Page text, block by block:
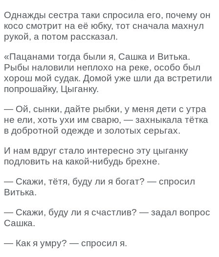
Однажды сестра таки спросила его, почему он
косо смотрит на её юбку, тот сначала махнул
рукой, а потом рассказал.
«Пацанами тогда были я, Сашка и Витька.
Рыбы наловили неплохо на реке, особо был
хорош мой судак. Домой уже шли да встретили
попрошайку, Цыганку.
— Ой, сынки, дайте рыбки, у меня дети с утра
не ели, хоть ухи им сварю, — захныкала тётка
в добротной одежде и золотых серьгах.
И нам вдруг стало интересно эту цыганку
подловить на какой-нибудь брехне.
— Скажи, тётя, буду ли я богат? — спросил
Витька.
— Скажи, буду ли я счастлив? — задал вопрос
Сашка.
— Как я умру? — спросил я.